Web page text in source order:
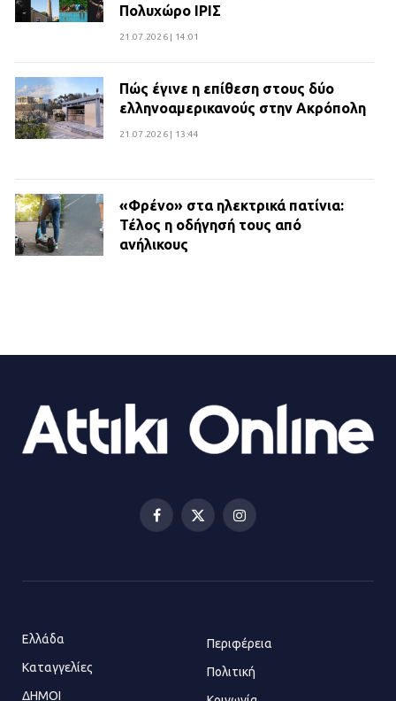
Πολυχώρο ΙΡΙΣ
21.07.2026 | 14:01
Πώς έγινε η επίθεση στους δύο
ελληνοαμερικανούς στην Ακρόπολη
21.07.2026 | 13:44
«Φρένο» στα ηλεκτρικά πατίνια:
Τέλος η οδήγησή τους από
ανήλικους
Βριλήσσια: Αυτοκίνητο έσπασε
τζαμαρία και μπήκε μέσα σε μαγαζί
Τηλεφωνικές απάτες με λεία
130.000 ευρώ στην Αττική
Facebook
X
Instagram
Ελλάδα
Καταγγελίες
ΔΗΜΟΙ
Περιφέρεια
Πολιτική